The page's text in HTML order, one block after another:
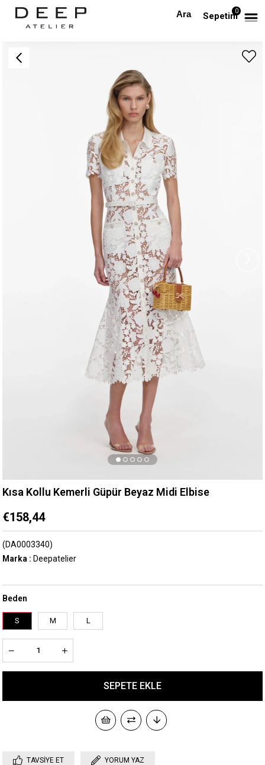
Sepetim0
Anasayfa TÜM ELBİSELER Kısa Kollu Kemerli Güpür Beyaz Midi Elbise
Kısa Kollu Kemerli Güpür Beyaz Midi Elbise
€158,44
(DA0003340)
Marka : Deepatelier
Beden
S M L
TAVSIYE ET YORUM YAZ